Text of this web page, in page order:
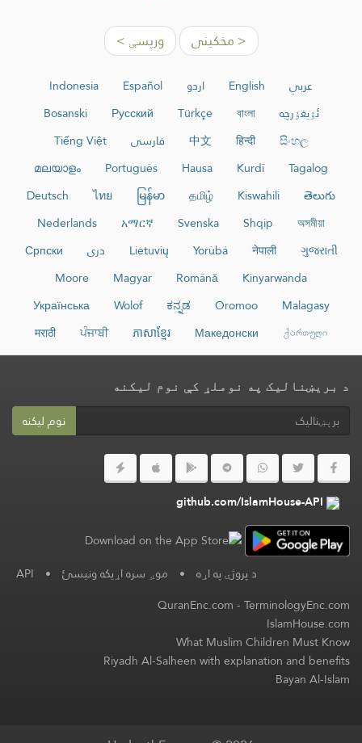
< مخکینی ورپسې >
عربي English اردو Español
Indonesia
ئۇيغۇرچە
বাংলা
Türkçe
Русский
Bosanski
සිංහල
हिन्दी
中文 فارسی
Tiếng Việt
Tagalog
Kurdî
Hausa
Português
മലയാളം
తెలుగు
Kiswahili
தமிழ்
မြန်မာ
ไทย
Deutsch
অসমীয়া
Shqip
Svenska
አማርኛ
Nederlands
ગુજરાતી
नेपाली
Yorùbá
Lietuvių دری
Српски
Kinyarwanda
Română
Magyar
Moore
Malagasy
Oromoo
ಕನ್ನಡ
Wolof
Українська
ქართული
Македонски
ភាសាខ្មែរ
ਪੰਜਾਬੀ
मराठी
د بریښنالیک په نوملړ کې نوم لیکنه
نوم لیکنه
github.com/IslamHouse-API
د پروژې په اړه • موږ سره اړیکه ونیسئ •
API
QuranEnc.com-TerminologyEnc.com
IslamHouse.com
What Muslim Children Must Know
Riyadh Al-Salheen with explanation and benefits
Bayan Al-Islam